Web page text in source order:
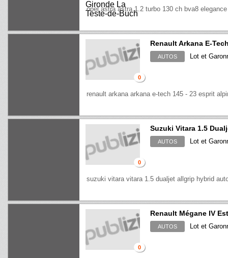
opel astra astra 1.2 turbo 130 ch bva8
0
Renault Arkana E-
AUTOS Lot et
renault arkana arkana e-tech 145 - 23 esprit
0
Suzuki Vitara 1.5
AUTOS Lot et
suzuki vitara vitara 1.5 dualjet allgrip hybrid
0
Renault Mégane IV
AUTOS Lot et